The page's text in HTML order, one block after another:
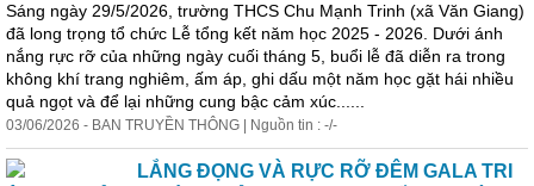
Sáng ngày 29/5/2026, trường THCS Chu Mạnh Trinh (xã Văn Giang)
đã long trọng tổ chức Lễ tổng kết năm học 2025 - 2026. Dưới ánh
nắng rực rỡ của những ngày cuối tháng 5, buổi lễ đã diễn ra trong
không khí trang nghiêm, ấm áp, ghi dấu một năm học gặt hái nhiều
quả ngọt và để lại những cung bậc cảm xúc......
03/06/2026 - BAN TRUYỀN THÔNG | Nguồn tin : -/-
LẮNG ĐỌNG VÀ RỰC RỠ ĐÊM GALA TRI